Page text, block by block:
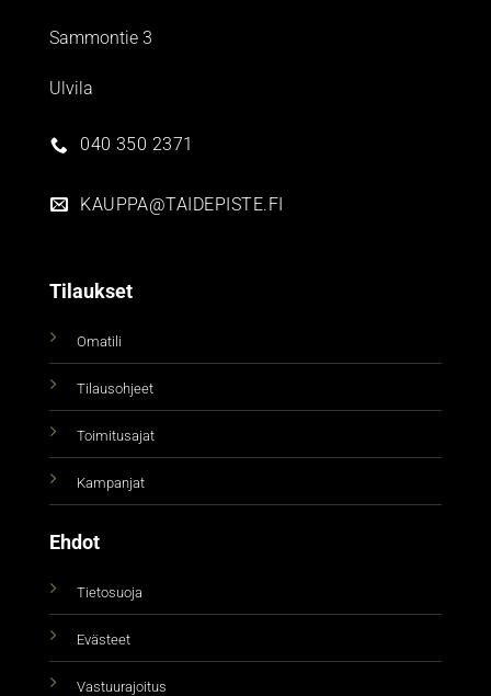
Sammontie 3
Ulvila
040 350 2371
KAUPPA@TAIDEPISTE.FI
Tilaukset
Omatili
Tilausohjeet
Toimitusajat
Kampanjat
Ehdot
Tietosuoja
Evästeet
Vastuurajoitus